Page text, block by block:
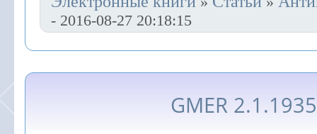
- 2016-08-27 20:18:15
GMER